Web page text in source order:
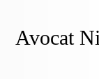
Avocat